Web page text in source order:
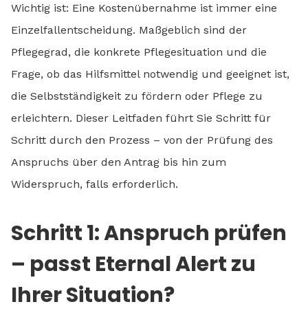
Wichtig ist: Eine Kostenübernahme ist immer eine
Einzelfallentscheidung. Maßgeblich sind der
Pflegegrad, die konkrete Pflegesituation und die
Frage, ob das Hilfsmittel notwendig und geeignet ist,
die Selbstständigkeit zu fördern oder Pflege zu
erleichtern. Dieser Leitfaden führt Sie Schritt für
Schritt durch den Prozess – von der Prüfung des
Anspruchs über den Antrag bis hin zum
Widerspruch, falls erforderlich.
Schritt 1: Anspruch prüfen
– passt Eternal Alert zu
Ihrer Situation?